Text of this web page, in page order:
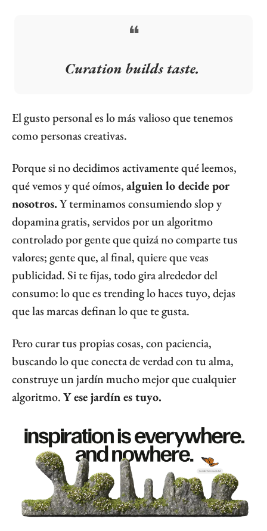
❝
Curation builds taste.
El gusto personal es lo más valioso que tenemos
como personas creativas.
Porque si no decidimos activamente qué leemos,
qué vemos y qué oímos, alguien lo decide por
nosotros. Y terminamos consumiendo slop y
dopamina gratis, servidos por un algoritmo
controlado por gente que quizá no comparte tus
valores; gente que, al final, quiere que veas
publicidad. Si te fijas, todo gira alrededor del
consumo: lo que es trending lo haces tuyo, dejas
que las marcas definan lo que te gusta.
Pero curar tus propias cosas, con paciencia,
buscando lo que conecta de verdad con tu alma,
construye un jardín mucho mejor que cualquier
algoritmo. Y ese jardín es tuyo.